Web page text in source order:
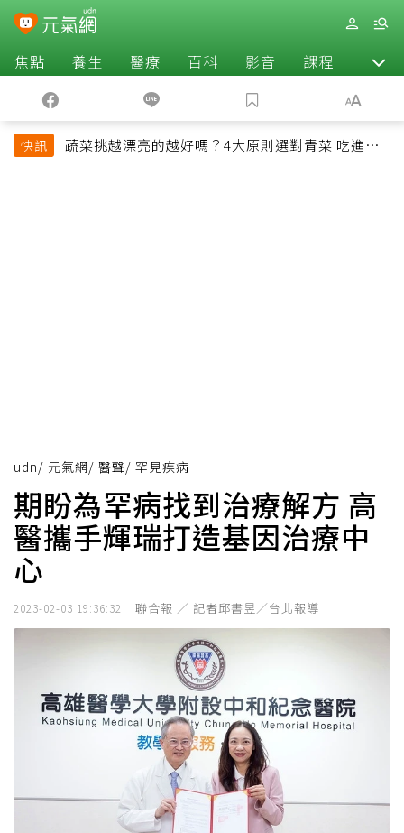
焦點 養生 醫療 百科 影音 課程 退休
快訊
蔬菜挑越漂亮的越好嗎？4大原則選對青菜 吃進纖
udn/ 元氣網/ 醫聲/ 罕見疾病
期盼為罕病找到治療解方 高
醫攜手輝瑞打造基因治療中
心
2023-02-03 19:36:32 聯合報 ／ 記者邱書昱／台北報導